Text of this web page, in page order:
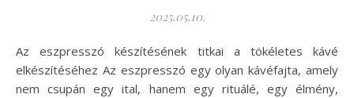
2025.05.10.
Az eszpresszó készítésének titkai a tökéletes kávé
elkészítéséhez Az eszpresszó egy olyan kávéfajta, amely
nem csupán egy ital, hanem egy rituálé, egy élmény,